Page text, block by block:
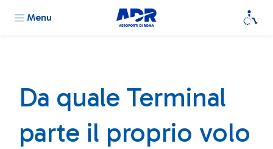
Menu
Da quale Terminal
parte il proprio volo